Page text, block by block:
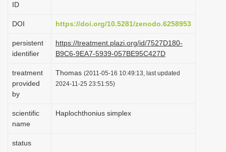
o
n
ID
DOI https://doi.org/10.5281/zenodo.6258953
persistent
identifier
https://treatment.plazi.org/id/7527D180-
B9C6-9EA7-5939-057BE95C427D
treatment
provided
by
Thomas (2011-05-16 10:49:13, last updated
2024-11-25 23:51:55)
scientific
name
Haplochthonius simplex
status